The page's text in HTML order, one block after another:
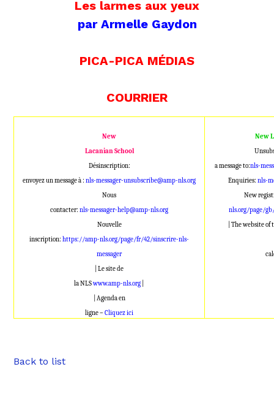
Les larmes aux yeux
par Armelle Gaydon
PICA-PICA MÉDIAS
COURRIER
New
Lacanian School
Désinscription:
envoyez un message à :nls-messager-unsubscribe@amp-nls.org
Nous
contacter:nls-messager-help@amp-nls.org
Nouvelle
inscription:https://amp-nls.org/page/fr/42/sinscrire-nls-
messager
| Le site de
la NLSwww.amp-nls.org|
| Agenda en
ligne –Cliquez ici
New
a message to:nls-
Enquiries:nls-
New
nls.org/page/
| The website of
Back to list